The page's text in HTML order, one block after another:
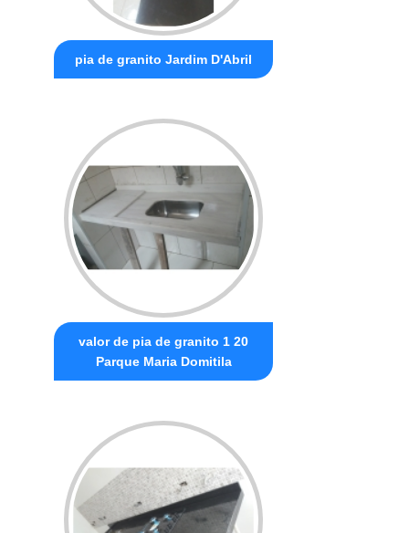
pia de granito Jardim D'Abril
valor de pia de granito 1 20
Parque Maria Domitila